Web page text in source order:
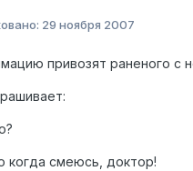
29 ноября 2007
привозят раненого
когда смеюсь, доктор!